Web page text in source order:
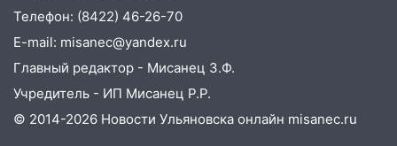
08:30 Поджог со свечой, 16 сгоревших
домов и выстрел за водку
07:50 Какая погоды будет днем 8
августа
06:45 Императорский мост в
Телефон: (8422) 46-26-70
E-mail: misanec@yandex.ru
Главный редактор - Мисанец З.Ф.
Учредитель - ИП Мисанец Р.Р.
© 2014-2026 Новости Ульяновска онлайн misanec.ru